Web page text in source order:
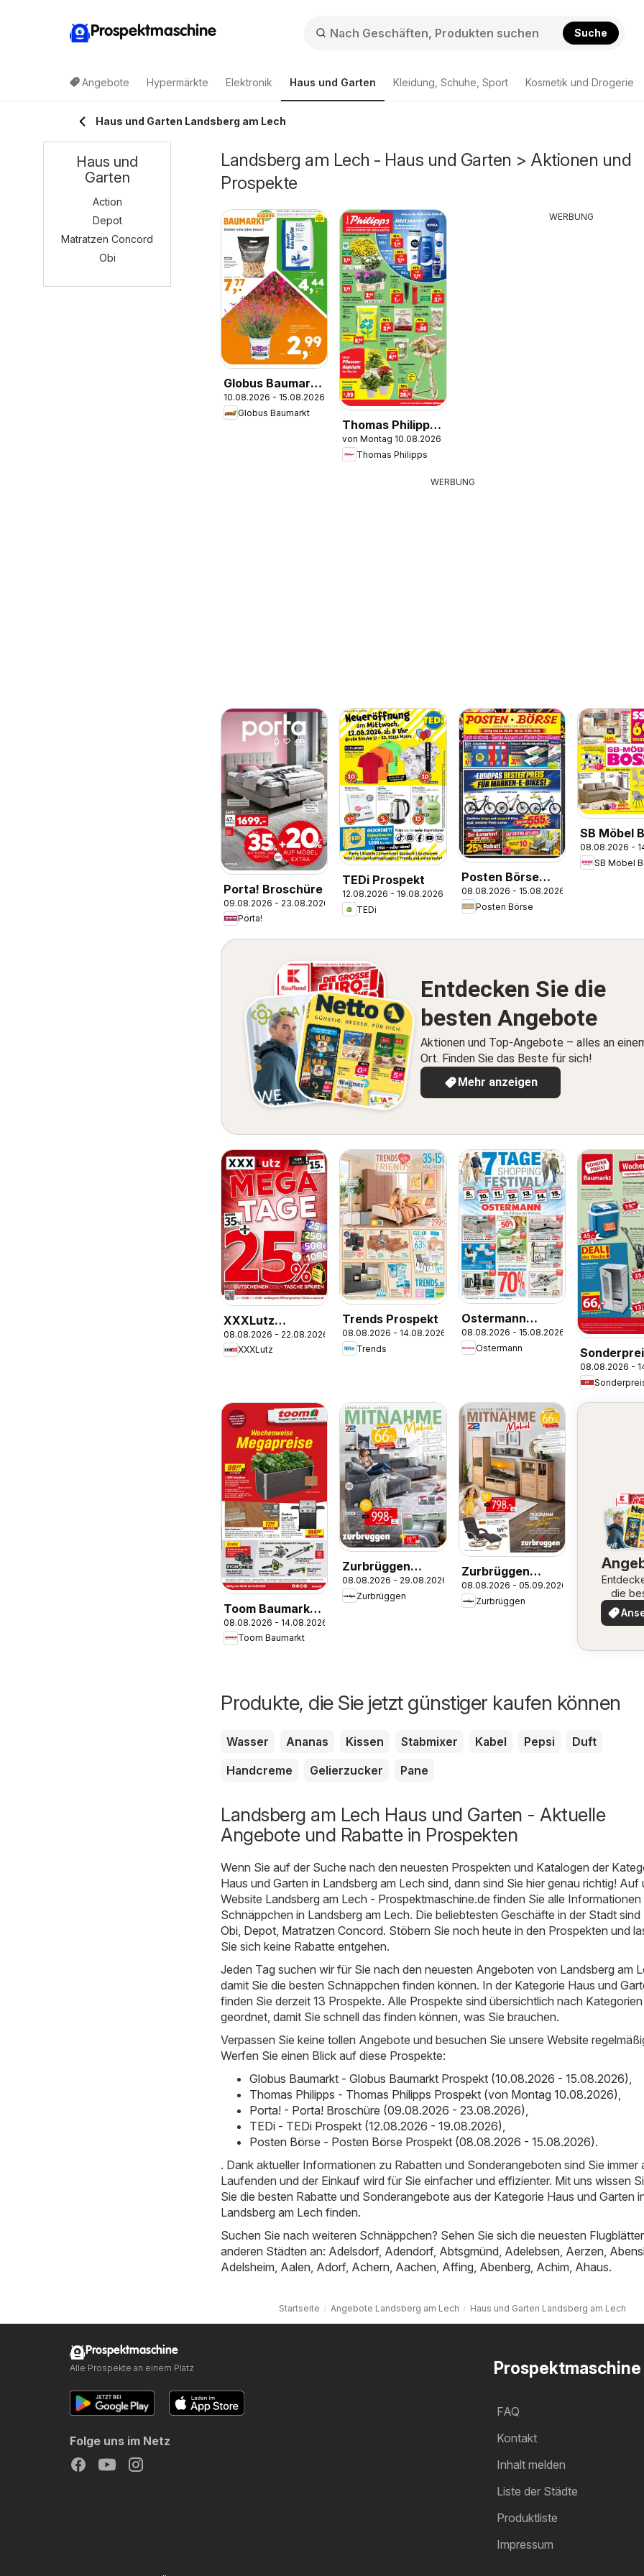
Prospektmaschine Suche
Angebote Hypermärkte Elektronik Haus und Garten Kleidung, Schuhe, Sport Kosmetik und Drogerie
Haus und Garten Landsberg am Lech
Landsberg am Lech - Haus und Garten > Aktionen und
Prospekte
Globus Baumarkt
Prospekt
10.08.2026 - 15.08.2026
Globus Baumarkt
Thomas Philipps
Prospekt
von Montag 10.08.2026
Thomas Philipps
WERBUNG
WERBUNG
Porta! Broschüre
09.08.2026 - 23.08.2026
Porta!
TEDi Prospekt
12.08.2026 - 19.08.2026
TEDi
Posten Börse
Prospekt
08.08.2026 - 15.08.2026
Posten Börse
SB Möbel
Prospekt
08.08.2026 -
SB Möbel
Entdecken Sie die
besten Angebote
Aktionen und Top-Angebote – alles an
Ort. Finden Sie das Beste für sich!
Mehr anzeigen
XXXLutz
Prospekt
08.08.2026 - 22.08.2026
XXXLutz
Trends Prospekt
08.08.2026 - 14.08.2026
Trends
Ostermann
Prospekt
08.08.2026 - 15.08.2026
Ostermann
Baumarkt
Prospekt
08.08.2026 -
Toom Baumarkt
Prospekt
08.08.2026 - 14.08.2026
Toom Baumarkt
Zurbrüggen
Mitnahme Möbel
08.08.2026 - 29.08.2026
Zurbrüggen
Zurbrüggen
Wohnprogramm
Camron oder
08.08.2026 - 05.09.2026
Zurbrüggen
die
Produkte, die Sie jetzt günstiger kaufen können
Wasser Ananas Kissen Stabmixer Kabel Pepsi
Duft
Handcreme
Gelierzucker Pane
Landsberg am Lech Haus und Garten - Aktuelle
Angebote und Rabatte in Prospekten
Wenn Sie auf der Suche nach den neuesten Prospekten und Katalogen der
Haus und Garten in Landsberg am Lech sind, dann sind Sie hier genau richtig! Auf
Website Landsberg am Lech - Prospektmaschine.de finden Sie alle Informationen
Schnäppchen in Landsberg am Lech. Die beliebtesten Geschäfte in der Stadt sind
Obi Depot Matratzen Concord. Stöbern Sie noch heute in den Prospekten und
Sie sich keine Rabatte entgehen.
Jeden Tag suchen wir für Sie nach den neuesten Angeboten von Landsberg am
damit Sie die besten Schnäppchen finden können. In der Kategorie Haus und
finden Sie derzeit 13 Prospekte. Alle Prospekte sind übersichtlich nach Kategorien
geordnet, damit Sie schnell das finden können, was Sie brauchen.
Verpassen Sie keine tollen Angebote und besuchen Sie unsere Website
Werfen Sie einen Blick auf diese Prospekte:
Globus Baumarkt - Globus Baumarkt Prospekt (10.08.2026 - 15.08.2026)
Thomas Philipps - Thomas Philipps Prospekt (von Montag 10.08.2026)
Porta! - Porta! Broschüre (09.08.2026 - 23.08.2026)
TEDi - TEDi Prospekt (12.08.2026 - 19.08.2026)
Posten Börse - Posten Börse Prospekt (08.08.2026 - 15.08.2026).
. Dank aktueller Informationen zu Rabatten und Sonderangeboten sind Sie immer
Laufenden und der Einkauf wird für Sie einfacher und effizienter. Mit uns wissen
Sie die besten Rabatte und Sonderangebote aus der Kategorie Haus und Garten
Landsberg am Lech finden.
Suchen Sie nach weiteren Schnäppchen? Sehen Sie sich die neuesten
anderen Städten an: Adelsdorf, Adendorf, Abtsgmünd Adelebsen Aerzen
Adelsheim Aalen Adorf, Achern Aachen Affing Abenberg Achim Ahaus.
Startseite Angebote Landsberg am Lech Haus und Garten Landsberg am Lech
Haus und
Garten
Action
Depot
Matratzen Concord
Obi
Prospektmaschine
FAQ
Kontakt
Inhalt melden
Liste der Städte
Produktliste
Impressum
Prospektmaschine
Alle Prospekte an einem Platz
Folge uns im Netz